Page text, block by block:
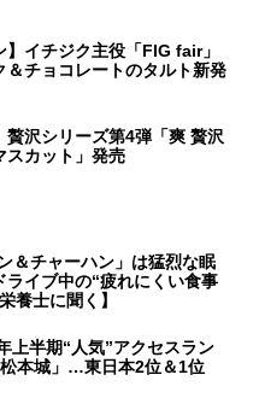
】イチジク主役「FIG fair」
チョコレートのタルト新発
沢シリーズ第4弾「爽 贅沢
スカット」発売
＆チャーハン」は猛烈な眠
イブ中の“疲れにくい食事
養士に聞く】
上半期“人気”アクセスラン
本城」…東日本2位＆1位